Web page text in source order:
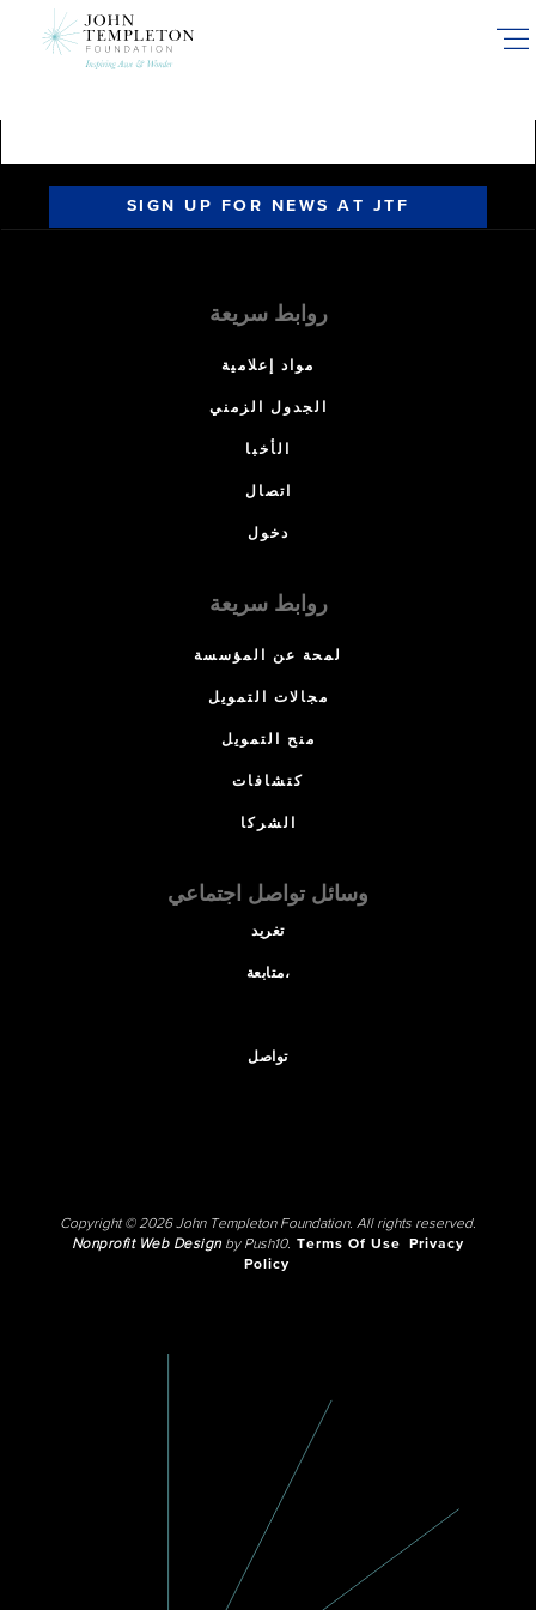
SIGN UP FOR NEWS AT JTF
روابط سريعة
مواد إعلامية
الجدول الزمني
الأخبا
اتصال
دخول
روابط سريعة
لمحة عن المؤسسة
مجالات التمويل
منح التمويل
كتشافات
الشركا
وسائل تواصل اجتماعي
تغريد
متابعة،
تواصل
Copyright © 2026 John Templeton Foundation. All rights reserved.
Nonprofit Web Designby Push10. Terms Of Use
Privacy
Policy